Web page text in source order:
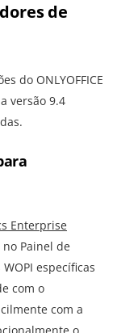
de
do ONLYOFFICE
versão 9.4
Enterprise
Painel de
específicas
com o
com a